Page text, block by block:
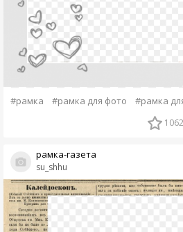
#рамка #рамка для фото #рамка
1062
su_shhu
рамка-газета